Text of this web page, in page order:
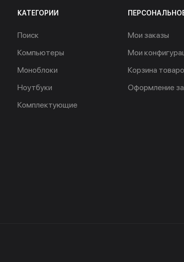
КАТЕГОРИИ
Поиск
Компьютеры
Моноблоки
Ноутбуки
Комплектующие
Мои заказы
Мои
Корзина
Оформление